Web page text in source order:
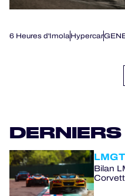
6 Heures d'ImolaHypercar
Bilan